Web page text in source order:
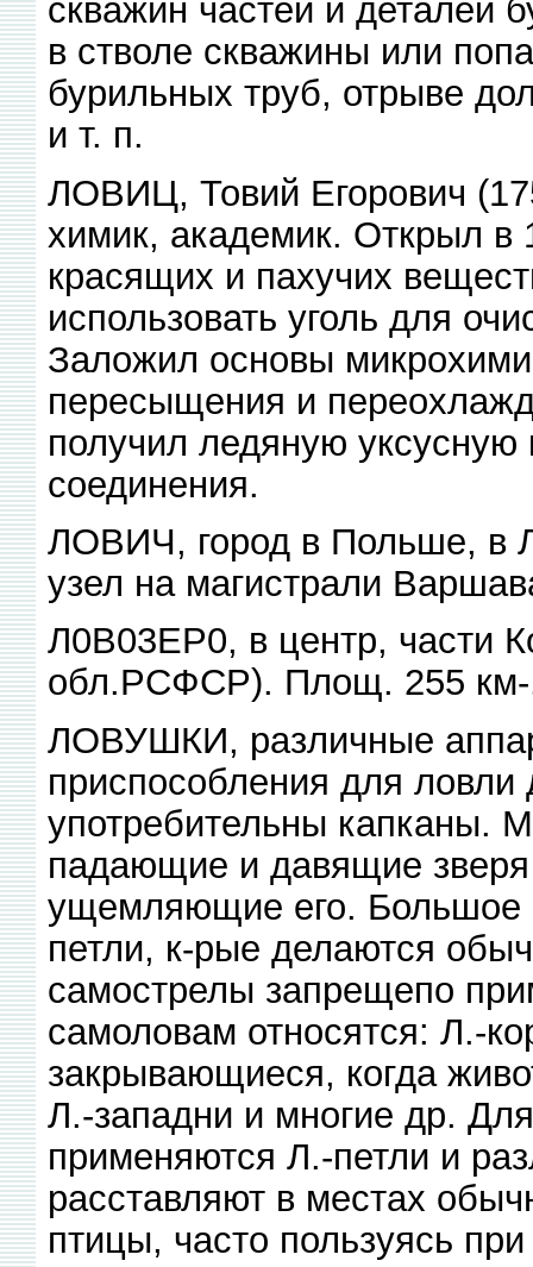
скважин частей и деталей
в стволе скважины или
бурильных труб, отрыве
и т. п.
ЛОВИЦ, Товий Егорович
химик, академик. Открыл в
красящих и пахучих
использовать уголь для
Заложил основы
пересыщения и
получил ледяную уксусную
соединения.
ЛОВИЧ, город в Польше, в
узел на магистрали
Л0В03ЕР0, в центр, части
обл.РСФСР). Площ. 255 км-.
ЛОВУШКИ, различные
приспособления для
употребительны капканы.
падающие и давящие
ущемляющие его. Большое
петли, к-рые делаются
самострелы запрещепо
самоловам относятся: Л.-
закрывающиеся, когда
Л.-западни и многие др.
применяются Л.-петли и
расставляют в местах
птицы, часто пользуясь